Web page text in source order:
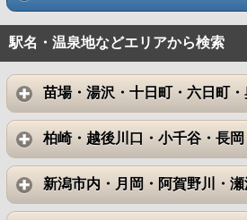
駅名・温泉地などエリアから検索
苗場・湯沢・十日町・六日町
柏崎・越後川口・小千谷・長
新潟市内・月岡・阿賀野川・瀬